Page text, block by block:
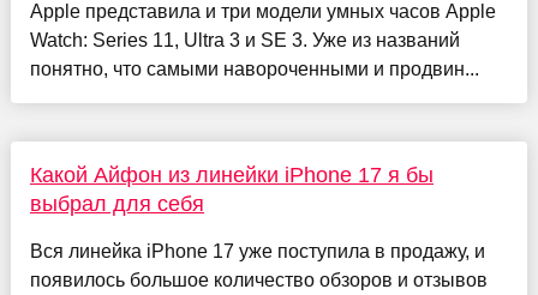
Apple представила и три модели умных часов Apple
Watch: Series 11, Ultra 3 и SE 3. Уже из названий
понятно, что самыми навороченными и продвин...
Какой Айфон из линейки iPhone 17 я бы
выбрал для себя
Вся линейка iPhone 17 уже поступила в продажу, и
появилось большое количество обзоров и отзывов